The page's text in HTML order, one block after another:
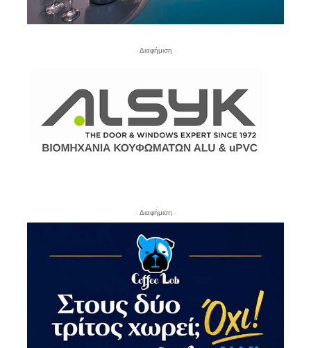
- Διαφήμιση -
- Διαφήμιση -